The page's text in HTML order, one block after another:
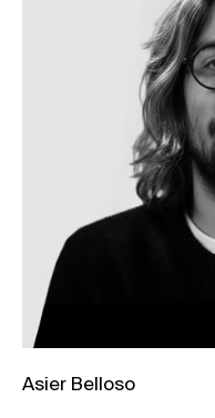
Asier Belloso